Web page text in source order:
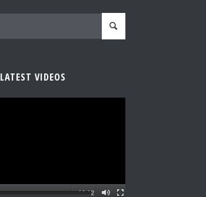
LATEST VIDEOS
10:12